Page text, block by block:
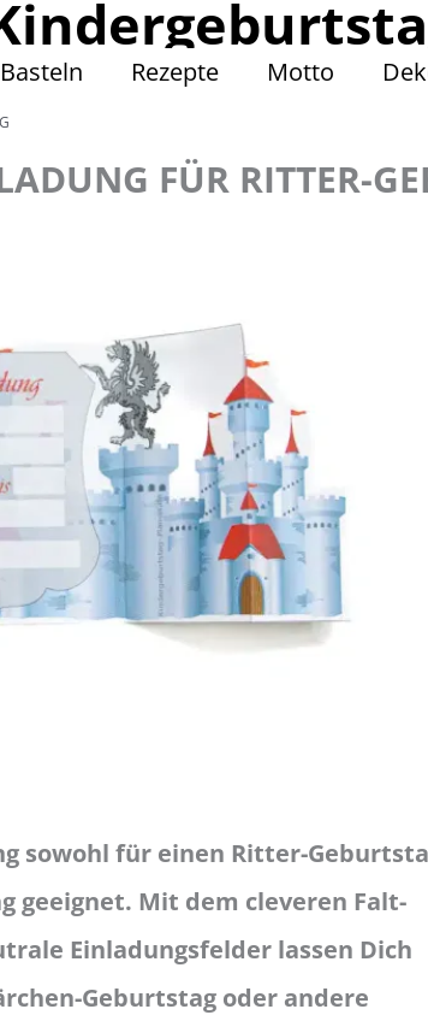
Basteln Rezepte Motto
FÜR RITTER-
sowohl für einen Ritter-
geeignet. Mit dem cleveren Falt-
Einladungsfelder lassen Dich
Geburtstag oder andere